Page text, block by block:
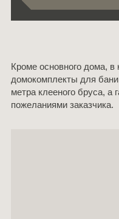
Кроме основного дома,
домокомплекты для
метра клееного бруса, а
пожеланиями заказчика.